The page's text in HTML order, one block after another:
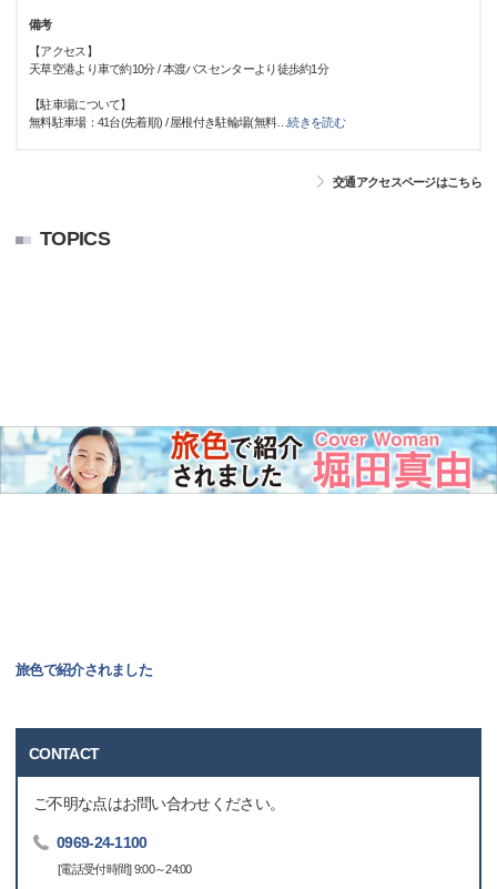
備考
【アクセス】
天草空港より車で約10分 / 本渡バスセンターより徒歩約1分
【駐車場について】
無料駐車場：41台(先着順) / 屋根付き駐輪場(無料…続きを読む
交通アクセスページはこちら
TOPICS
旅色で紹介されました
CONTACT
ご不明な点はお問い合わせください。
0969-24-1100
[電話受付時間] 9:00～24:00